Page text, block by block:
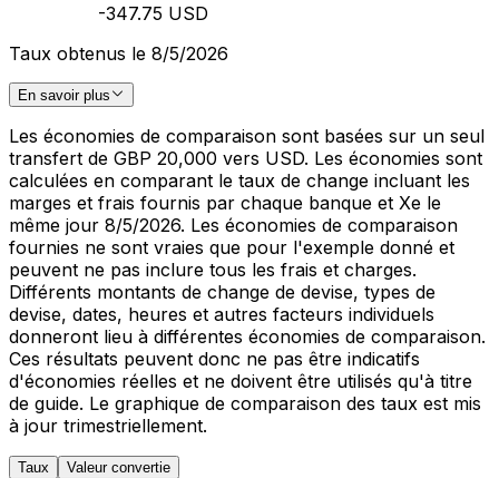
-347.75 USD
Taux obtenus le 8/5/2026
En savoir plus
Les économies de comparaison sont basées sur un seul
transfert de GBP 20,000 vers USD. Les économies sont
calculées en comparant le taux de change incluant les
marges et frais fournis par chaque banque et Xe le
même jour 8/5/2026. Les économies de comparaison
fournies ne sont vraies que pour l'exemple donné et
peuvent ne pas inclure tous les frais et charges.
Différents montants de change de devise, types de
devise, dates, heures et autres facteurs individuels
donneront lieu à différentes économies de comparaison.
Ces résultats peuvent donc ne pas être indicatifs
d'économies réelles et ne doivent être utilisés qu'à titre
de guide. Le graphique de comparaison des taux est mis
à jour trimestriellement.
Taux Valeur convertie